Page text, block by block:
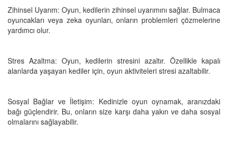
Zihinsel Uyarım: Oyun, kedilerin zihinsel uyarımını sağlar. Bulmaca
oyuncakları veya zeka oyunları, onların problemleri çözmelerine
yardımcı olur.
Stres Azaltma: Oyun, kedilerin stresini azaltır. Özellikle kapalı
alanlarda yaşayan kediler için, oyun aktiviteleri stresi azaltabilir.
Sosyal Bağlar ve İletişim: Kedinizle oyun oynamak, aranızdaki
bağı güçlendirir. Bu, onların size karşı daha yakın ve daha sosyal
olmalarını sağlayabilir.